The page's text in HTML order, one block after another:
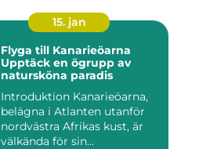
15. jan
Flyga till Kanarieöarna
Upptäck en ögrupp av
natursköna paradis
Introduktion Kanarieöarna,
belägna i Atlanten utanför
nordvästra Afrikas kust, är
välkända för sin...